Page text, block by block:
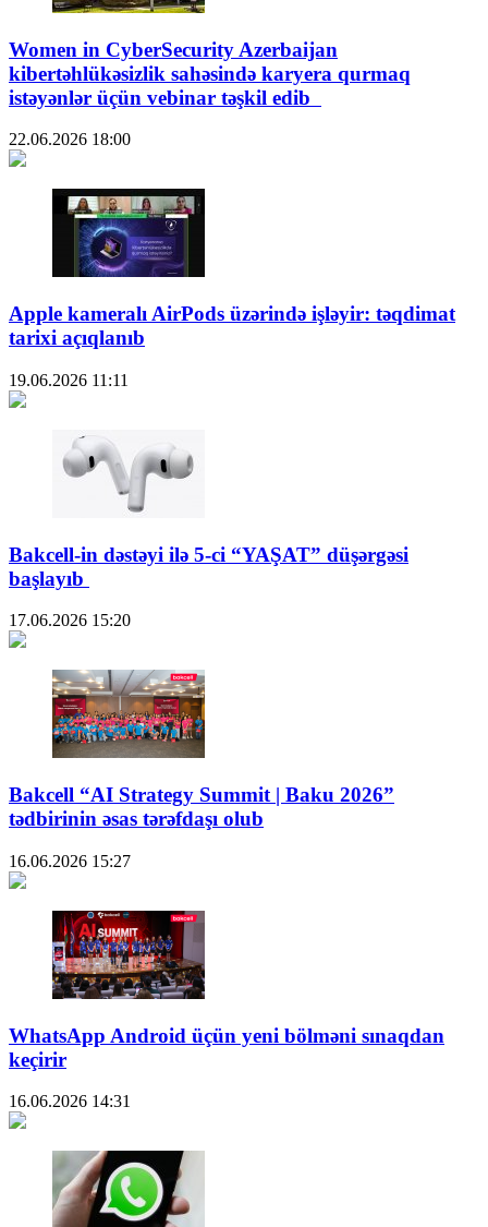
Women in CyberSecurity Azerbaijan
kibertəhlükəsizlik sahəsində karyera qurmaq
istəyənlər üçün vebinar təşkil edib
22.06.2026 18:00
Apple kameralı AirPods üzərində işləyir: təqdimat
tarixi açıqlanıb
19.06.2026 11:11
Bakcell-in dəstəyi ilə 5-ci “YAŞAT” düşərgəsi
başlayıb
17.06.2026 15:20
Bakcell “AI Strategy Summit | Baku 2026”
tədbirinin əsas tərəfdaşı olub
16.06.2026 15:27
WhatsApp Android üçün yeni bölməni sınaqdan
keçirir
16.06.2026 14:31